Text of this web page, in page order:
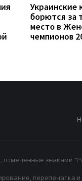
Украинские
борются за
место в
чемпионов
отмеченные знаками
перепечатка